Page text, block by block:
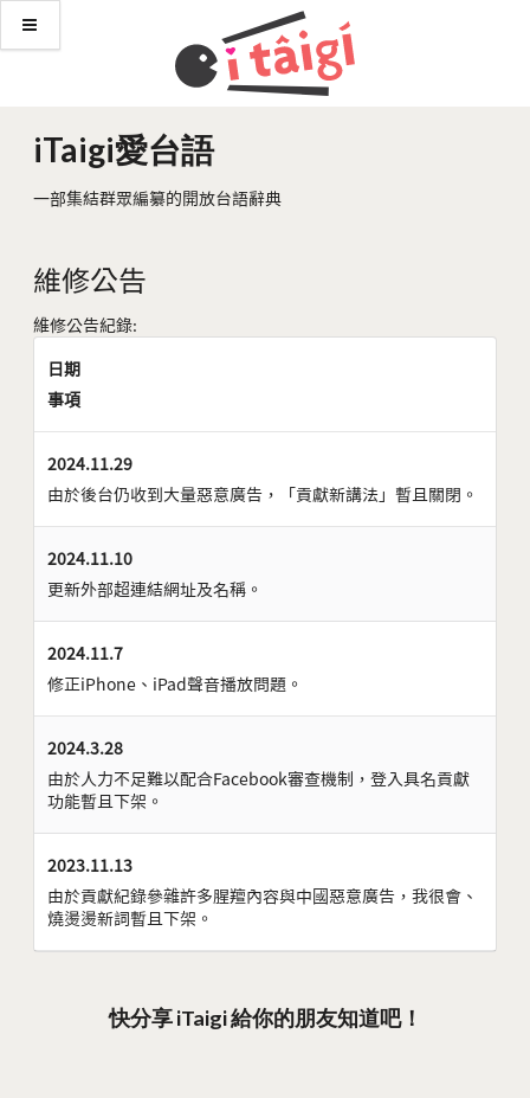
iTaigi愛台語
一部集結群眾編纂的開放台語辭典
維修公告
維修公告紀錄:
日期
事項
2024.11.29
由於後台仍收到大量惡意廣告，「貢獻新講法」暫且關閉。
2024.11.10
更新外部超連結網址及名稱。
2024.11.7
修正iPhone、iPad聲音播放問題。
2024.3.28
由於人力不足難以配合Facebook審查機制，登入具名貢獻
功能暫且下架。
2023.11.13
由於貢獻紀錄參雜許多腥羶內容與中國惡意廣告，我很會、
燒燙燙新詞暫且下架。
快分享 iTaigi 給你的朋友知道吧！